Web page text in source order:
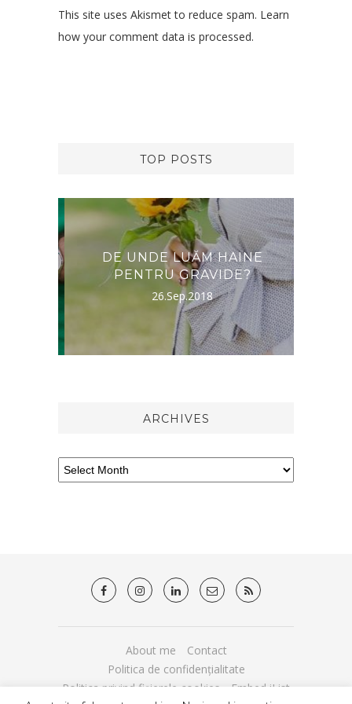
This site uses Akismet to reduce spam. Learn
how your comment data is processed.
TOP POSTS
DE UNDE LUĂM HAINE
PENTRU GRAVIDE?
26.Sep.2018
ARCHIVES
About me
Contact
Politica de confidențialitate
Politica privind fișierele cookies
Embed iList